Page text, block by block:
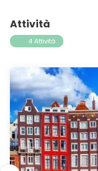
Attività
4 Attività